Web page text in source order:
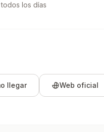
los días
llegar Web oficial